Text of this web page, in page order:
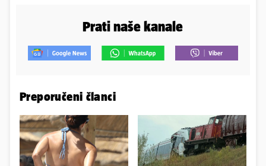
Prati naše kanale
Preporučeni članci